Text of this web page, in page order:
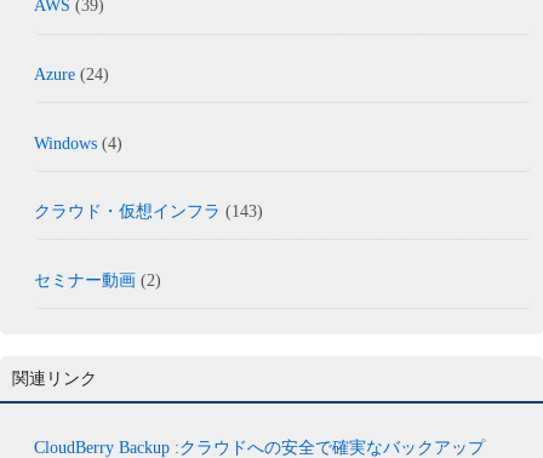
AWS (39)
Azure (24)
Windows (4)
クラウド・仮想インフラ (143)
セミナー動画 (2)
関連リンク
CloudBerry Backup :クラウドへの安全で確実なバックアップ